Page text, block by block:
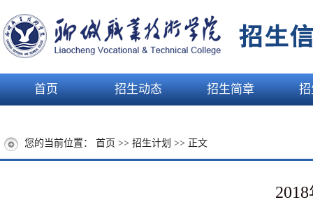
首页 招生动态 招生简章
您的当前位置： 首页 >> 招生计划 >> 正文